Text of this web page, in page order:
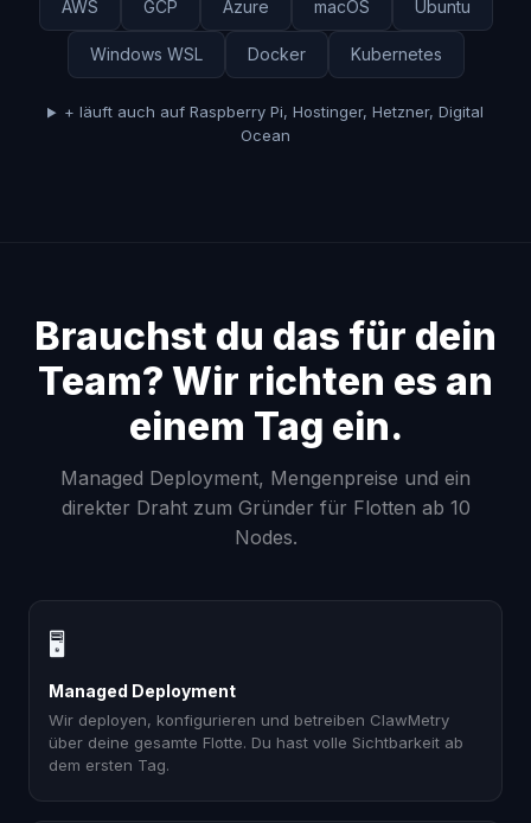
AWS GCP Azure macOS Ubuntu
Windows WSL Docker Kubernetes
+ läuft auch auf Raspberry Pi, Hostinger, Hetzner, Digital
Ocean
Brauchst du das für dein
Team? Wir richten es an
einem Tag ein.
Managed Deployment, Mengenpreise und ein
direkter Draht zum Gründer für Flotten ab 10
Nodes.
🖥
Managed Deployment
Wir deployen, konfigurieren und betreiben ClawMetry
über deine gesamte Flotte. Du hast volle Sichtbarkeit ab
dem ersten Tag.